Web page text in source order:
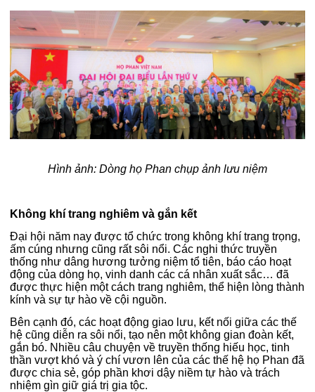
Hình ảnh: Dòng họ Phan chụp ảnh lưu niệm
Không khí trang nghiêm và gắn kết
Đại hội năm nay được tổ chức trong không khí trang trọng,
ấm cúng nhưng cũng rất sôi nổi. Các nghi thức truyền
thống như dâng hương tưởng niệm tổ tiên, báo cáo hoạt
động của dòng họ, vinh danh các cá nhân xuất sắc… đã
được thực hiện một cách trang nghiêm, thể hiện lòng thành
kính và sự tự hào về cội nguồn.
Bên cạnh đó, các hoạt động giao lưu, kết nối giữa các thế
hệ cũng diễn ra sôi nổi, tạo nên một không gian đoàn kết,
gắn bó. Nhiều câu chuyện về truyền thống hiếu học, tinh
thần vượt khó và ý chí vươn lên của các thế hệ họ Phan đã
được chia sẻ, góp phần khơi dậy niềm tự hào và trách
nhiệm gìn giữ giá trị gia tộc.